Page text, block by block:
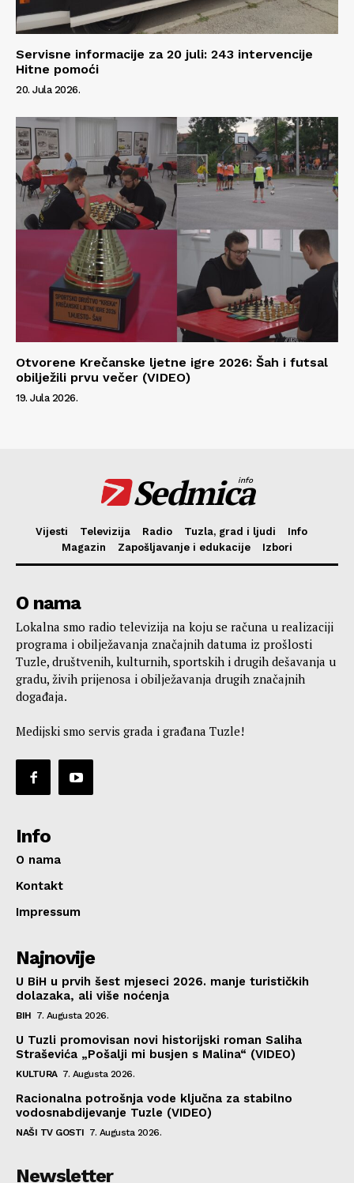
Servisne informacije za 20 juli: 243 intervencije
Hitne pomoći
20. Jula 2026.
Otvorene Krečanske ljetne igre 2026: Šah i futsal
obilježili prvu večer (VIDEO)
19. Jula 2026.
Sedmica
info
Vijesti Televizija Radio Tuzla, grad i ljudi
Info
Magazin
Zapošljavanje i edukacije Izbori
O nama
Lokalna smo radio televizija na koju se računa u realizaciji
programa i obilježavanja značajnih datuma iz prošlosti
Tuzle, društvenih, kulturnih, sportskih i drugih dešavanja u
gradu, živih prijenosa i obilježavanja drugih značajnih
događaja.
Medijski smo servis grada i građana Tuzle!
Info
O nama
Kontakt
Impressum
Najnovije
U BiH u prvih šest mjeseci 2026. manje turističkih
dolazaka, ali više noćenja
BIH 7. Augusta 2026.
U Tuzli promovisan novi historijski roman Saliha
Straševića „Pošalji mi busjen s Malina“ (VIDEO)
KULTURA 7. Augusta 2026.
Racionalna potrošnja vode ključna za stabilno
vodosnabdijevanje Tuzle (VIDEO)
NAŠI TV GOSTI 7. Augusta 2026.
Newsletter